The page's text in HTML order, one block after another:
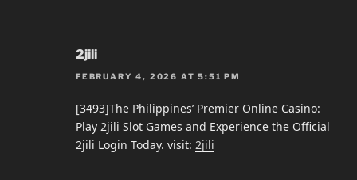
2jili
FEBRUARY 4, 2026 AT 5:51 PM
[3493]The Philippines’ Premier Online Casino:
Play 2jili Slot Games and Experience the Official
2jili Login Today. visit: 2jili